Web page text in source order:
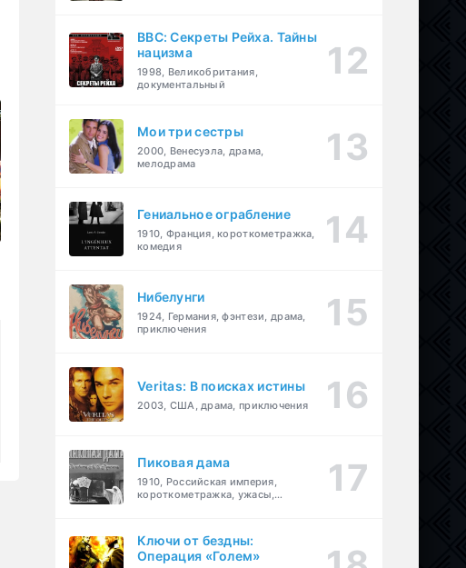
BBC: Секреты Рейха. Тайны
нацизма
1998, Великобритания,
документальный
Мои три сестры
2000, Венесуэла, драма,
мелодрама
Гениальное ограбление
1910, Франция, короткометражка,
комедия
Нибелунги
1924, Германия, фэнтези, драма,
приключения
Veritas: В поисках истины
2003, США, драма, приключения
Пиковая дама
1910, Российская империя,
короткометражка, ужасы,
Ключи от бездны:
Операция «Голем»